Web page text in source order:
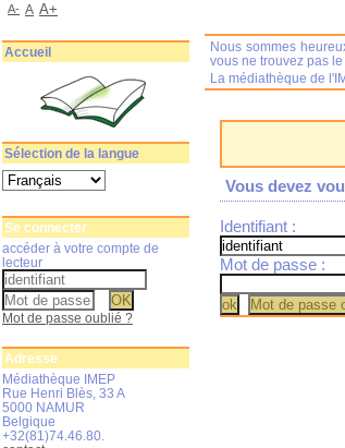
Vous devez
Identifiant :
Mot de passe :
Nous sommes
vous ne trouvez pas
La médiathèque de
A- A A+
Accueil
Sélection de la langue
Se connecter
accéder à votre compte de
lecteur
Mot de passe oublié ?
Adresse
Médiathèque IMEP
Rue Henri Blès, 33 A
5000 NAMUR
Belgique
+32(81)74.46.80.